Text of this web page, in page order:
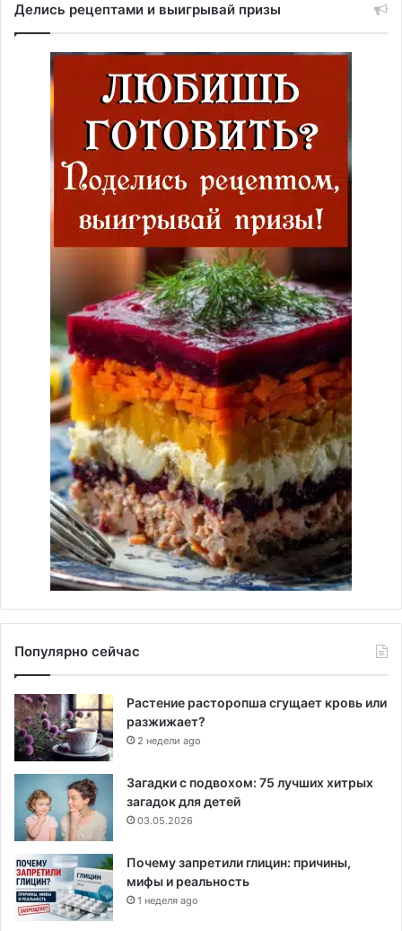
Делись рецептами и выигрывай призы
Популярно сейчас
Растение расторопша сгущает кровь или
разжижает?
2 недели ago
Загадки с подвохом: 75 лучших хитрых
загадок для детей
03.05.2026
Почему запретили глицин: причины,
мифы и реальность
1 неделя ago